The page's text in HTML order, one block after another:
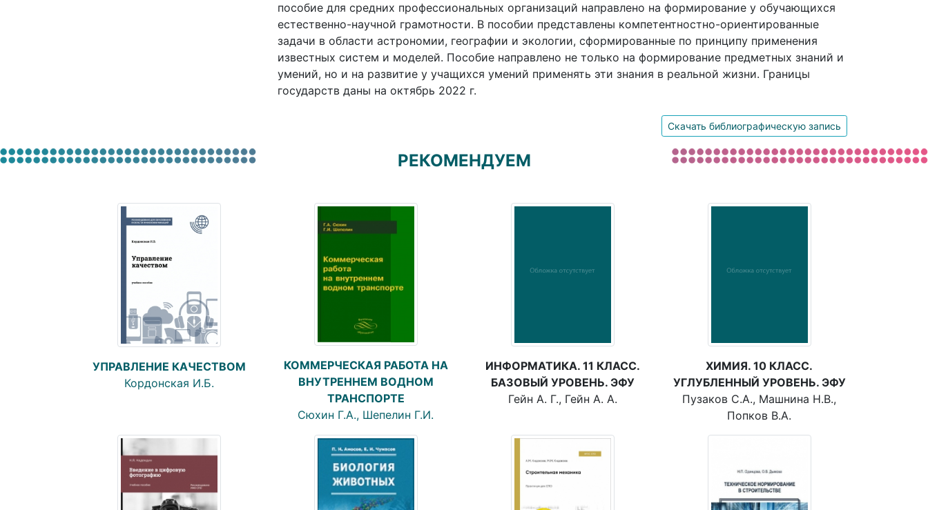
пособие для средних профессиональных организаций направлено на формирование у обучающихся
естественно-научной грамотности. В пособии представлены компетентностно-ориентированные
задачи в области астрономии, географии и экологии, сформированные по принципу применения
известных систем и моделей. Пособие направлено не только на формирование предметных знаний и
умений, но и на развитие у учащихся умений применять эти знания в реальной жизни. Границы
государств даны на октябрь 2022 г.
Скачать библиографическую запись
РЕКОМЕНДУЕМ
УПРАВЛЕНИЕ КАЧЕСТВОМ
Кордонская И.Б.
КОММЕРЧЕСКАЯ РАБОТА НА
ВНУТРЕННЕМ ВОДНОМ
ТРАНСПОРТЕ
Сюхин Г.А., Шепелин Г.И.
ИНФОРМАТИКА. 11 КЛАСС.
БАЗОВЫЙ УРОВЕНЬ. ЭФУ
Гейн А. Г., Гейн А. А.
ХИМИЯ. 10 КЛАСС.
УГЛУБЛЕННЫЙ УРОВЕНЬ. ЭФУ
Пузаков С.А., Машнина Н.В.,
Попков В.А.